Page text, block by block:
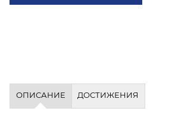
ОПИСАНИЕ ДОСТИЖЕНИЯ